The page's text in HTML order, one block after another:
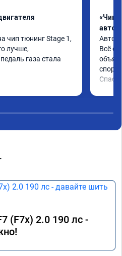
чип тюнинг Stage 1,
лучше,
газа стала
покупке этих
чтобы не
лучше)
«Чип
Всё
(F7x) 2.0 190 лс -